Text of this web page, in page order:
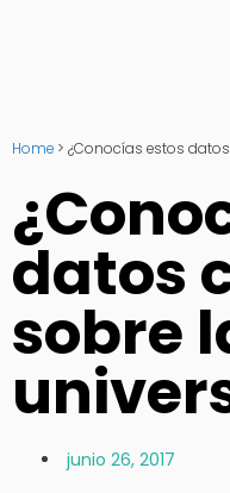
Home > ¿Conocías estos
datos
sobre
junio 26, 2017